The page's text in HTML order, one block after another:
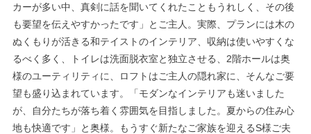
カーが多い中、真剣に話を聞いてくれたこともうれしく、その後
も要望を伝えやすかったです」とご主人。実際、プランには木の
ぬくもりが活きる和テイストのインテリア、収納は使いやすくな
るべく多く、トイレは洗面脱衣室と独立させる、2階ホールは奥
様のユーティリティに、ロフトはご主人の隠れ家に、そんなご要
望も盛り込まれています。「モダンなインテリアも迷いました
が、自分たちが落ち着く雰囲気を目指しました。夏からの住み心
地も快適です」と奥様。もうすぐ新たなご家族を迎えるS様ご夫